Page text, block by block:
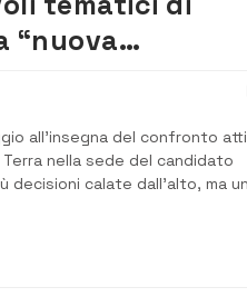
“nuova
dai cittadini
all’insegna del confronto
nella sede del candidato
decisioni calate dall’alto, ma
piazze e arriva alle
emerso durante l’ultima